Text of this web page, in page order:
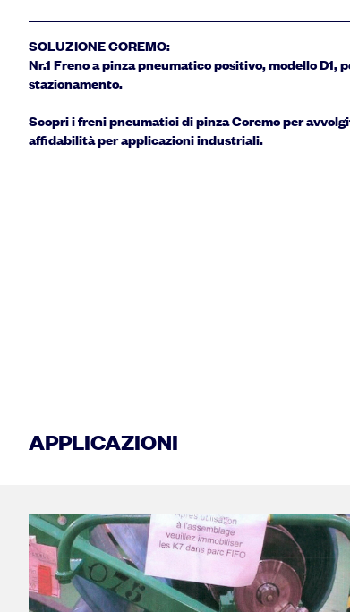
SOLUZIONE COREMO:
Nr.1 Freno a pinza pneumatico positivo, modello D1,
stazionamento.
Scopri i freni pneumatici di pinza Coremo per
affidabilità per applicazioni industriali.
APPLICAZIONI